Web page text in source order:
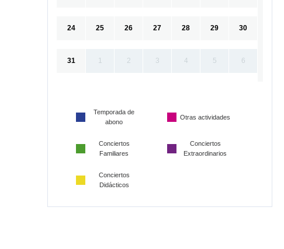
24 25 26 27 28 29 30
31 1 2 3 4 5 6
Temporada de
abono
Otras actividades
Conciertos
Familiares
Conciertos
Extraordinarios
Conciertos
Didácticos